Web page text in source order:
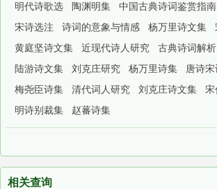
明代诗歌选
陶渊明集 中国古典诗词鉴赏指南
宋诗选注
诗词的意象与情感 杨万里诗文集
黄庭坚诗文集
近现代诗人研究 古典诗词解析
陆游诗文集
刘克庄研究 杨万里诗集
唐诗
梅尧臣诗集
清代词人研究 刘克庄诗文集
宋
明诗别裁集
赵蕃诗集
相关查询